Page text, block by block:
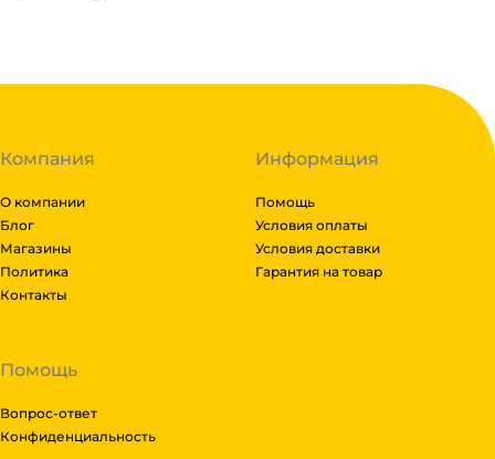
Компания
О компании
Блог
Магазины
Политика
Контакты
Информация
Помощь
Условия оплаты
Условия доставки
Гарантия на товар
Помощь
Вопрос-ответ
Конфиденциальность